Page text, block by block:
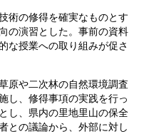
術の修得を確実なものとす
の演習とした。事前の資料
な授業への取り組みが促さ
原や二次林の自然環境調査
し、修得事項の実践を行っ
し、県内の里地里山の保全
との議論から、外部に対し